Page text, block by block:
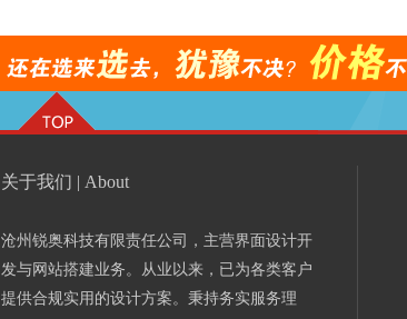
关于我们 | About
沧州锐奥科技有限责任公司，主营界面设计开
发与网站搭建业务。从业以来，已为各类客户
提供合规实用的设计方案。秉持务实服务理